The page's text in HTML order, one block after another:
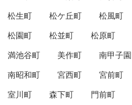
松生町
松ケ丘町 松風町
松園町
松並町 松原町
満池谷町
美作町 南甲子園
南昭和町
宮西町 宮前町
室川町
森下町 門前町